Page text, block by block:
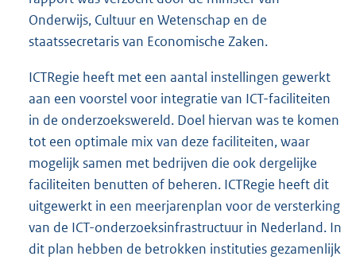
Onderwijs, Cultuur en Wetenschap en de
staatssecretaris van Economische Zaken.
ICTRegie heeft met een aantal instellingen gewerkt
aan een voorstel voor integratie van ICT-faciliteiten
in de onderzoekswereld. Doel hiervan was te komen
tot een optimale mix van deze faciliteiten, waar
mogelijk samen met bedrijven die ook dergelijke
faciliteiten benutten of beheren. ICTRegie heeft dit
uitgewerkt in een meerjarenplan voor de versterking
van de ICT-onderzoeksinfrastructuur in Nederland. In
dit plan hebben de betrokken instituties gezamenlijk